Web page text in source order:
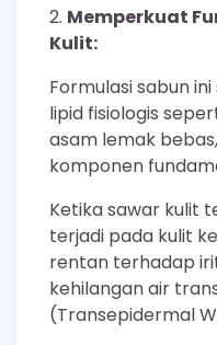
Memperkuat
Kulit:
Formulasi sabun
lipid fisiologis
asam lemak
komponen
Ketika sawar kulit
terjadi pada kulit
rentan terhadap
kehilangan air
(Transepidermal